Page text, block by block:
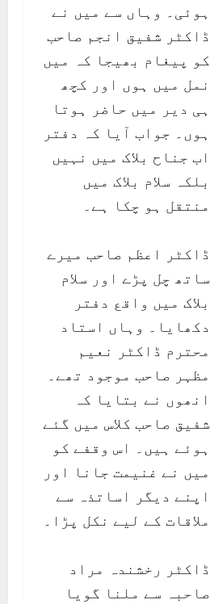
ہوئی۔ وہاں سے میں نے
ڈاکٹر شفیق انجم صاحب
کو پیغام بھیجا کہ میں
نمل میں ہوں اور کچھ
ہی دیر میں حاضر ہوتا
ہوں۔ جواب آیا کہ دفتر
اب جناح بلاک میں نہیں
بلکہ سلام بلاک میں
منتقل ہو چکا ہے۔
ڈاکٹر اعظم صاحب میرے
ساتھ چل پڑے اور سلام
بلاک میں واقع دفتر
دکھایا۔ وہاں استاد
محترم ڈاکٹر نعیم
مظہر صاحب موجود تھے۔
انھوں نے بتایا کہ
شفیق صاحب کلاس میں گئے
ہوئے ہیں۔ اس وقفے کو
میں نے غنیمت جانا اور
اپنے دیگر اساتذہ سے
ملاقات کے لیے نکل پڑا۔
ڈاکٹر رخشندہ مراد
صاحبہ سے ملنا گویا